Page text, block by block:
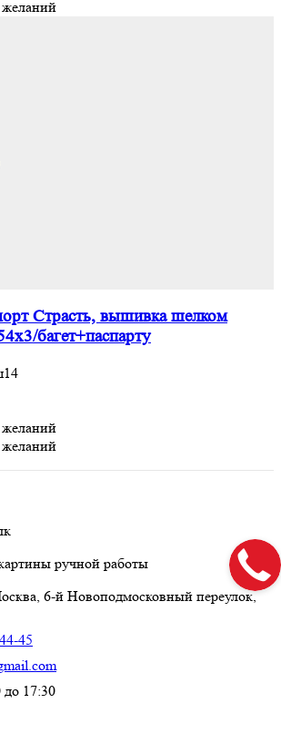
желаний
Страсть, вышивка шелком
багет+паспарту
желаний
желаний
ручной работы
6-й Новоподмосковный переулок,
45
до 17:30